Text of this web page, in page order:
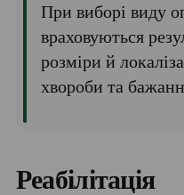
При виборі виду
враховуються
розміри й
хвороби та
Реабілітація